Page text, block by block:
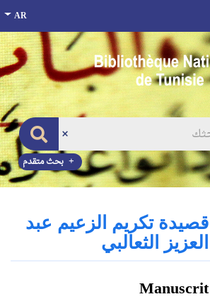
بحث متقدم
قصيدة تكريم الزعيم عبد
العزيز الثعالبي
Manuscrit